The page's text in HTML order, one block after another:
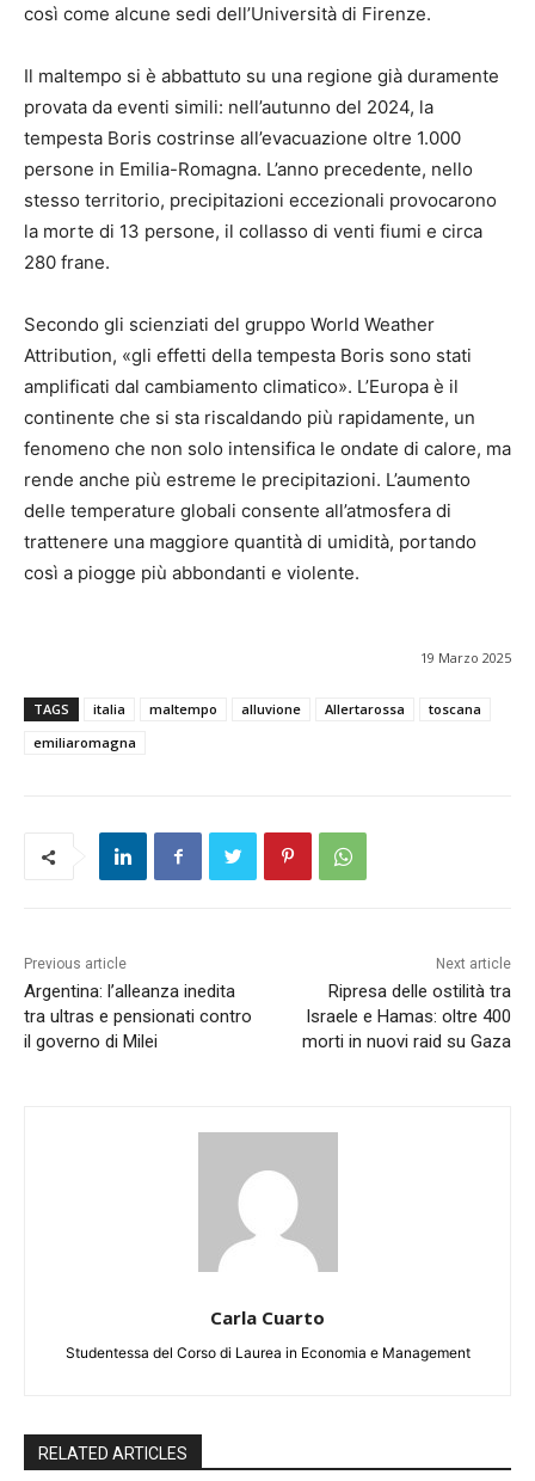
così come alcune sedi dell’Università di Firenze.
Il maltempo si è abbattuto su una regione già duramente
provata da eventi simili: nell’autunno del 2024, la
tempesta Boris costrinse all’evacuazione oltre 1.000
persone in Emilia-Romagna. L’anno precedente, nello
stesso territorio, precipitazioni eccezionali provocarono
la morte di 13 persone, il collasso di venti fiumi e circa
280 frane.
Secondo gli scienziati del gruppo World Weather
Attribution, «gli effetti della tempesta Boris sono stati
amplificati dal cambiamento climatico». L’Europa è il
continente che si sta riscaldando più rapidamente, un
fenomeno che non solo intensifica le ondate di calore, ma
rende anche più estreme le precipitazioni. L’aumento
delle temperature globali consente all’atmosfera di
trattenere una maggiore quantità di umidità, portando
così a piogge più abbondanti e violente.
19 Marzo 2025
TAGS italia maltempo alluvione Allertarossa
toscana
emiliaromagna
Previous article
Argentina: l’alleanza inedita
tra ultras e pensionati contro
il governo di Milei
Next article
Ripresa delle ostilità tra
Israele e Hamas: oltre 400
morti in nuovi raid su Gaza
Carla Cuarto
Studentessa del Corso di Laurea in Economia e Management
RELATED ARTICLES